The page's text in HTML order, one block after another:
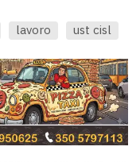
lavoro ust cisl